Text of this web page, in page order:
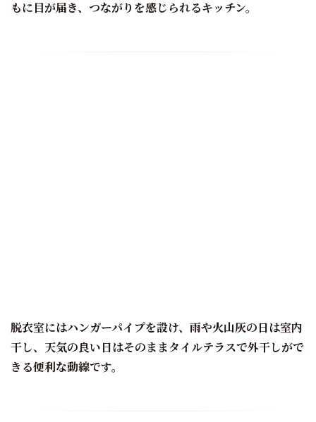
もに目が届き、つながりを感じられるキッチン。
脱衣室にはハンガーパイプを設け、雨や火山灰の日は室内
干し、天気の良い日はそのままタイルテラスで外干しがで
きる便利な動線です。